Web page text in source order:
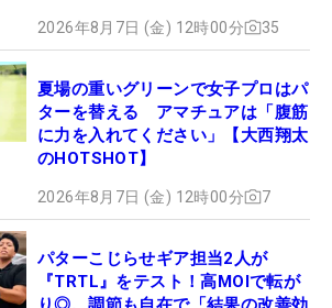
2026年8月7日 (金) 12時00分 35
夏場の重いグリーンで女子プロはパ
ターを替える アマチュアは「腹筋
に力を入れてください」【大西翔太
のHOTSHOT】
2026年8月7日 (金) 12時00分 7
パターこじらせギア担当2人が
『TRTL』をテスト！高MOIで転が